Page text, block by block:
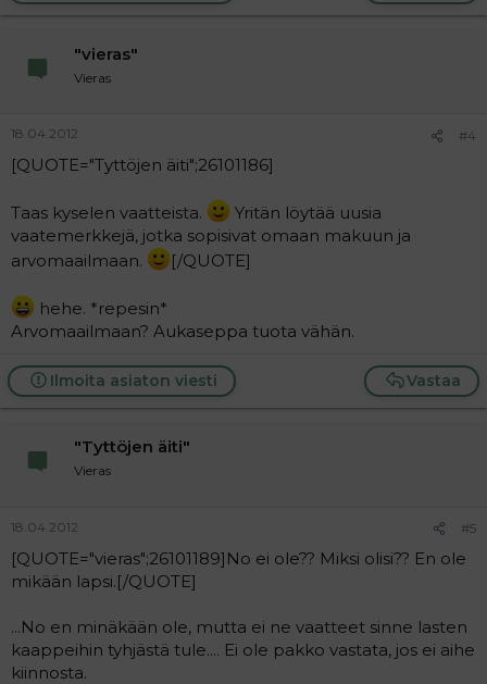
"vieras"
Vieras
18.04.2012 #4
[QUOTE="Tyttöjen äiti";26101186]
Taas kyselen vaatteista.
Yritän löytää uusia
vaatemerkkejä, jotka sopisivat omaan makuun ja
arvomaailmaan.
[/QUOTE]
hehe. *repesin*
Arvomaailmaan? Aukaseppa tuota vähän.
Vastaa
Ilmoita asiaton viesti
"Tyttöjen äiti"
Vieras
18.04.2012 #5
[QUOTE="vieras";26101189]No ei ole?? Miksi olisi?? En ole
mikään lapsi.[/QUOTE]
...No en minäkään ole, mutta ei ne vaatteet sinne lasten
kaappeihin tyhjästä tule.... Ei ole pakko vastata, jos ei aihe
kiinnosta.